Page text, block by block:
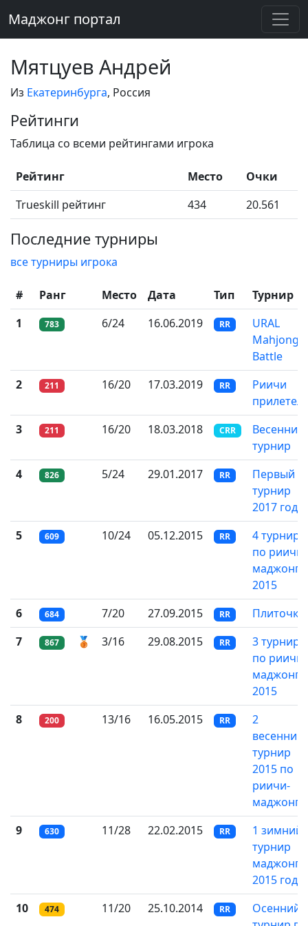
Маджонг портал
Мятцуев Андрей
Из Екатеринбурга, Россия
Рейтинги
Таблица со всеми рейтингами игрока
Рейтинг Место
Очки
Trueskill рейтинг
434 20.561
Последние турниры
все турниры игрока
# Ранг Место Дата Тип
Турнир
1
783 6/24 16.06.2019 RR
URAL
Mahjong
Battle
2
211 16/20 17.03.2019 RR
Риичи
3
211 16/20 18.03.2018 CRR
Весенний
турнир
4
826 5/24 29.01.2017 RR
Первый
турнир
2017 года
5
609 10/24 05.12.2015 RR
4 турнир
по риичи-
маджонгу
2015
6
684 7/20 27.09.2015 RR
Плиточка
7
867 🥉 3/16 29.08.2015 RR
3 турнир
по риичи
маджонгу
2015
8
200 13/16 16.05.2015 RR
2
весенний
турнир
2015 по
риичи-
маджонгу
9
630 11/28 22.02.2015 RR
1 зимний
турнир
маджонга
2015 года
10
474 11/20 25.10.2014 RR
Осенний